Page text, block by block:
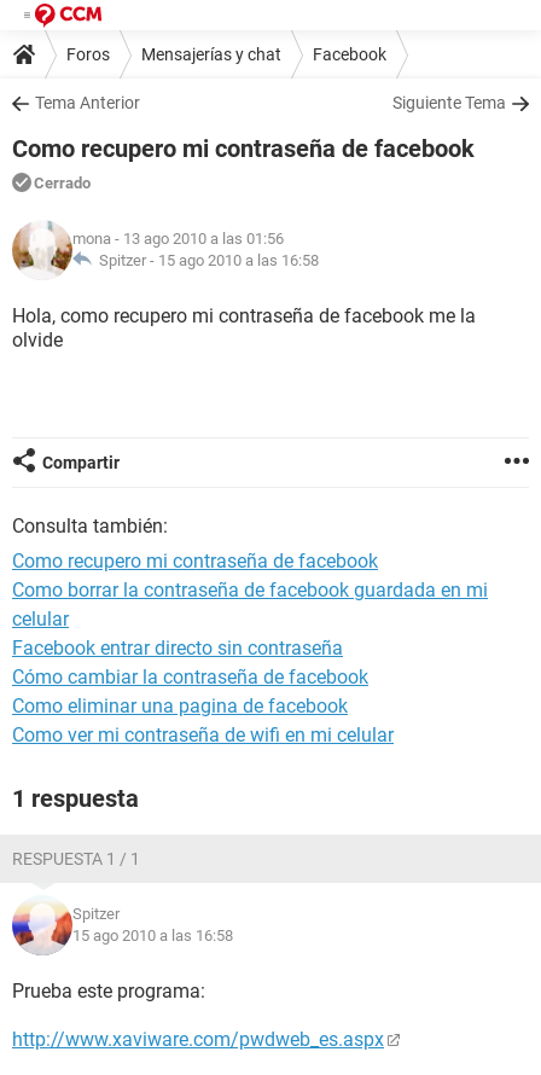
Foros Mensajerías y chat Facebook
Tema Anterior Siguiente Tema
Como recupero mi contraseña de facebook
Cerrado
mona - 13 ago 2010 a las 01:56
Spitzer - 15 ago 2010 a las 16:58
Hola, como recupero mi contraseña de facebook me la
olvide
Compartir
Consulta también:
Como recupero mi contraseña de facebook
Como borrar la contraseña de facebook guardada en mi
celular
Facebook entrar directo sin contraseña
Cómo cambiar la contraseña de facebook
Como eliminar una pagina de facebook
Como ver mi contraseña de wifi en mi celular
1 respuesta
RESPUESTA 1 / 1
Spitzer
15 ago 2010 a las 16:58
Prueba este programa:
http://www.xaviware.com/pwdweb_es.aspx